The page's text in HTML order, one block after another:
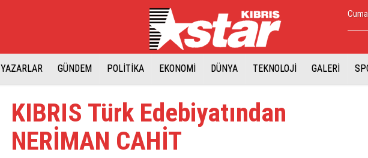
YAZARLAR GÜNDEM POLİTİKA EKONOMİ DÜNYA TEKNOLOJİ GALERİ
KIBRIS Türk Edebiyatından
NERİMAN CAHİT